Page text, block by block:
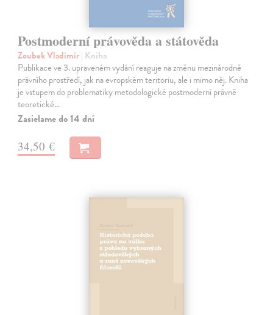
Postmoderní právověda a státověda
Zoubek Vladimír| Kniha
Publikace ve 3. upraveném vydání reaguje na změnu mezinárodně
právního prostředí, jak na evropském teritoriu, ale i mimo něj. Kniha
je vstupem do problematiky metodologické postmoderní právně
teoretické…
Zasielame do 14 dní
34,50 €